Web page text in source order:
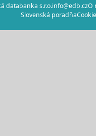
databanka s.r.o.info@edb.czO
Slovenská poradňa